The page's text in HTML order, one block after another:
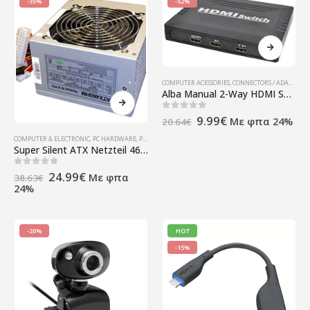
COMPUTER & ELECTRONIC, PC HARDWARE, POWER SUPPLY
Super Silent ATX Netzteil 460 Watt
out of 5
38.63€ Original
24.99€Η
τρέχουσα
Με φπα
24%
COMPUTER ACESSORIES,CONNECTORS / ADAPTERS
Alba Manual 2-Way HDMI Selector
out of 5
20.64€ Original
9.99€Η
τρέχουσα
Με φπα 24%
-20%
HOT
-15%